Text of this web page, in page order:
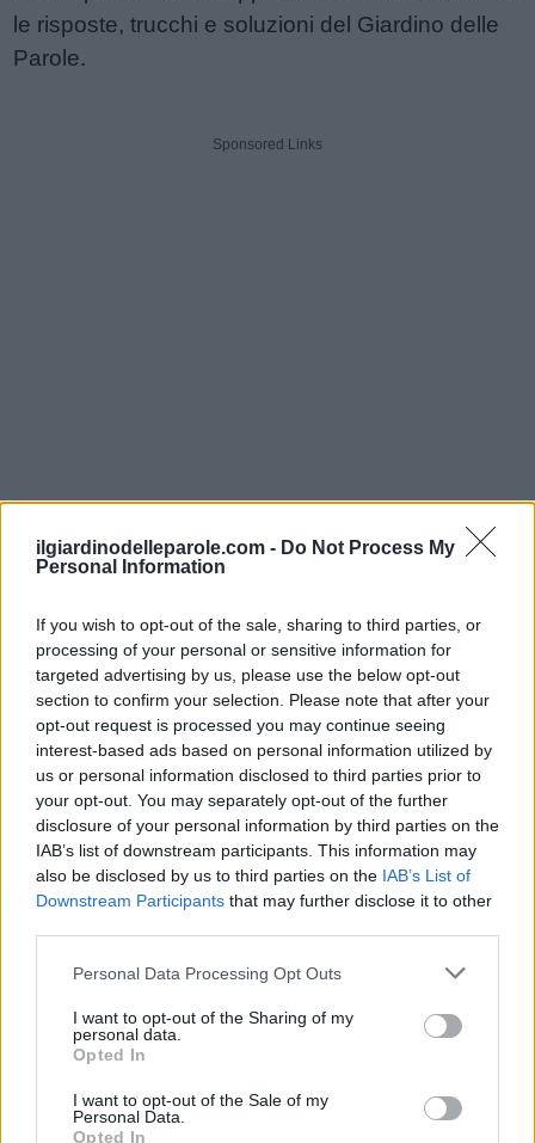
ilgiardinodelleparole.com - Do Not Process My
Personal Information
If you wish to opt-out of the sale, sharing to third parties, or
processing of your personal or sensitive information for
targeted advertising by us, please use the below opt-out
section to confirm your selection. Please note that after your
opt-out request is processed you may continue seeing
interest-based ads based on personal information utilized by
us or personal information disclosed to third parties prior to
your opt-out. You may separately opt-out of the further
disclosure of your personal information by third parties on the
IAB’s list of downstream participants. This information may
also be disclosed by us to third parties on the IAB’s List of
Downstream Participants that may further disclose it to other
Personal Data Processing Opt Outs
I want to opt-out of the Sharing of my
personal data.
Opted In
I want to opt-out of the Sale of my
Personal Data.
Opted In
le risposte, trucchi e soluzioni del Giardino delle
Parole.
Sponsored Links
Lettere: LANEGSE
Livello 1792
L S
S
S
E G A L E
E
G
G
G
N
N
N
L
A N E A
A
E
L
S
A L E E
La risposta a questo puzzle è:
A N
E
E
L